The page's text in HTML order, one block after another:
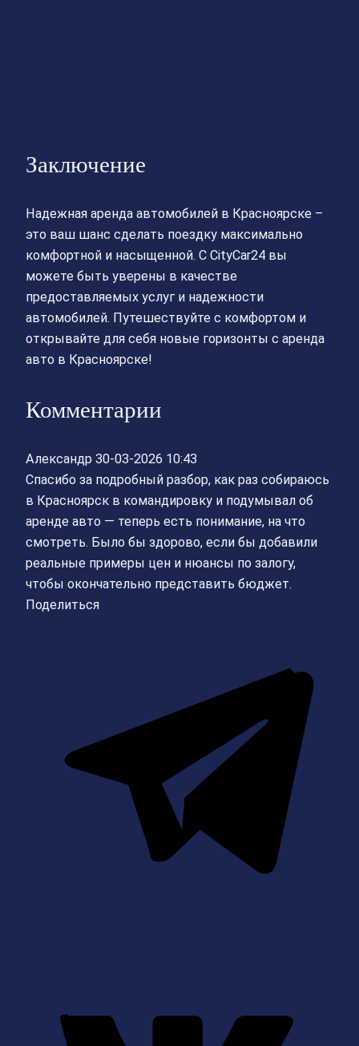
Заключение
Надежная аренда автомобилей в Красноярске –
это ваш шанс сделать поездку максимально
комфортной и насыщенной. С CityCar24 вы
можете быть уверены в качестве
предоставляемых услуг и надежности
автомобилей. Путешествуйте с комфортом и
открывайте для себя новые горизонты с аренда
авто в Красноярске!
Комментарии
Александр 30-03-2026 10:43
Спасибо за подробный разбор, как раз собираюсь
в Красноярск в командировку и подумывал об
аренде авто — теперь есть понимание, на что
смотреть. Было бы здорово, если бы добавили
реальные примеры цен и нюансы по залогу,
чтобы окончательно представить бюджет.
Поделиться